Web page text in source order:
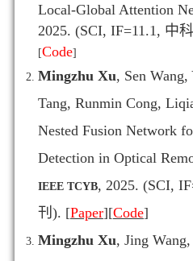
Local-Global Attention
2025. (SCI, IF=11.1, 中
[Code]
Mingzhu Xu, Sen
Tang, Runmin Cong,
Nested Fusion Network
Detection in Optical
IEEE TCYB, 2025. (SCI,
刊). [Paper][Code]
Mingzhu Xu, Jing